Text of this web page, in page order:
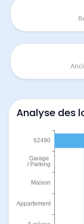
Analyse des